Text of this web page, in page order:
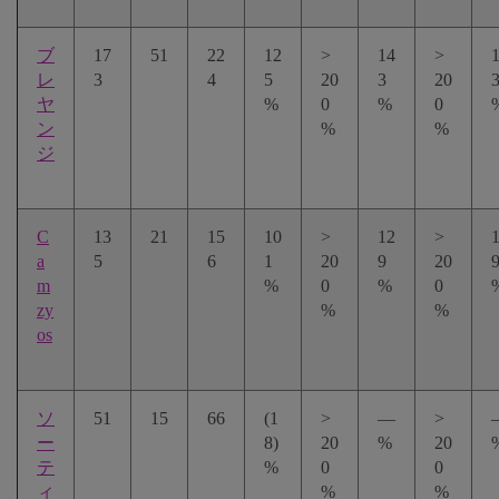
ブ
レ
ヤ
ン
ジ
17
3
51
22
4
12
5
%
>
20
0
%
14
3
%
>
20
0
%
3
C
a
m
zy
os
13
5
21
15
6
10
1
%
>
20
0
%
12
9
%
>
20
0
%
9
ソ
ー
テ
ィ
51 15 66
(1
8)
%
>
20
0
%
—
%
>
20
0
%